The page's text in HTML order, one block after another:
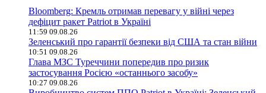
Bloomberg: Кремль отримав перевагу у війні через
дефіцит ракет Patriot в Україні
11:59 09.08.26
Зеленський про гарантії безпеки від США та стан війни
10:51 09.08.26
Глава МЗС Туреччини попередив про ризик
застосування Росією «останнього засобу»
10:27 09.08.26